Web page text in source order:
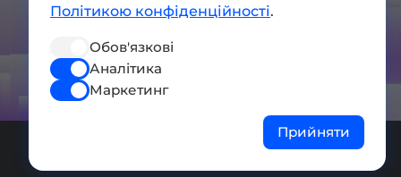
Політика конфіденційності
СОЦ. МЕРЕЖІ
Політикою конфіденційності.
Обов'язкові
Аналітика
Маркетинг
Прийняти